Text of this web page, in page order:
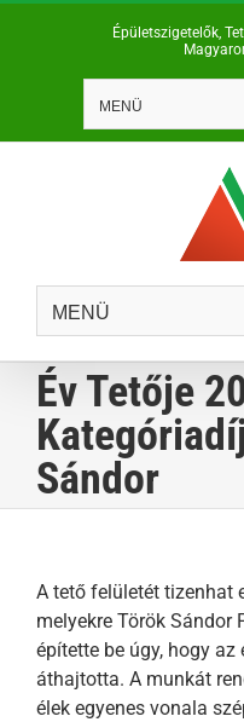
Épületszigetelők,
MENÜ
MENÜ
Év Tetője
Sándor
A tető felületét tizenhat
melyekre Török Sándor
építette be úgy, hogy az
áthajtotta. A munkát
élek egyenes vonala